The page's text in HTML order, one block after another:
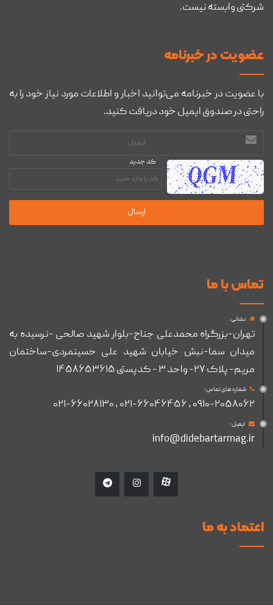
شرکتی وابسته نیست.
عضويت در خبرنامه
با عضویت در خبرنامه می‌توانید اخبار و اطلاعات مورد نیاز خود را به
راحتی در صندوق ایمیل خود دریافت کنید.
آدرس
کد جدید
تماس با ما
نشانی :
تهران-بزرگراه محمدعلی جناح-بلوار شهید صالحی -نرسیده به
میدان سما-نبش خیابان شهید علی حسینمردی-ساختمان
مریم- پلاک ۲۷- واحد ۳ - کدپستی ۱۴۵۸۶۵۳۶۱۵
شماره های تماس :
۰۹۱۰-۲۰۵۸۰۶۲ , ۰۲۱-۶۶۰۴۶۴۵۶ , ۰۲۱-۶۶۰۲۸۱۳۰
ایمیل :
info@didebartarmag.ir
اعتماد به ما